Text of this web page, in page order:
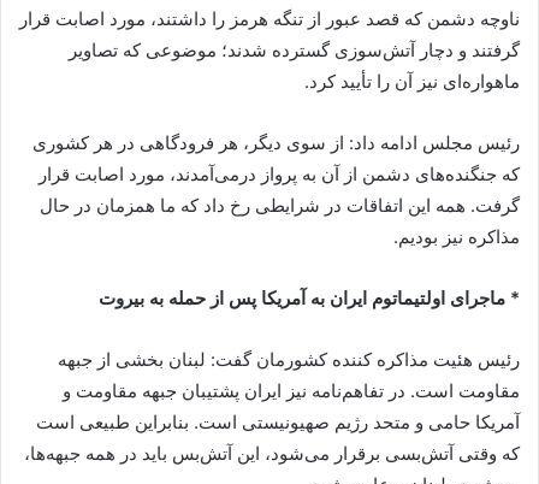
ناوچه دشمن که قصد عبور از تنگه هرمز را داشتند، مورد اصابت قرار
گرفتند و دچار آتش‌سوزی گسترده شدند؛ موضوعی که تصاویر
ماهواره‌ای نیز آن را تأیید کرد.
رئیس مجلس ادامه داد: از سوی دیگر، هر فرودگاهی در هر کشوری
که جنگنده‌های دشمن از آن به پرواز درمی‌آمدند، مورد اصابت قرار
گرفت. همه این اتفاقات در شرایطی رخ داد که ما همزمان در حال
مذاکره نیز بودیم.
* ماجرای اولتیماتوم ایران به آمریکا پس از حمله به بیروت
رئیس هئیت مذاکره کننده کشورمان گفت: لبنان بخشی از جبهه
مقاومت است. در تفاهم‌نامه نیز ایران پشتیبان جبهه مقاومت و
آمریکا حامی و متحد رژیم صهیونیستی است. بنابراین طبیعی است
که وقتی آتش‌بسی برقرار می‌شود، این آتش‌بس باید در همه جبهه‌ها،